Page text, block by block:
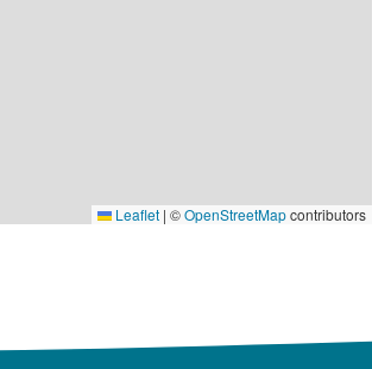
Leaflet | ©OpenStreetMapcontributors